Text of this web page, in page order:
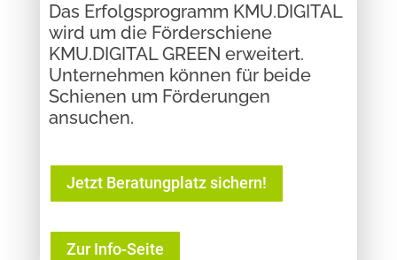
Das Erfolgsprogramm KMU.DIGITAL
wird um die Förderschiene
KMU.DIGITAL GREEN erweitert.
Unternehmen können für beide
Schienen um Förderungen
ansuchen.
Jetzt Beratungplatz sichern!
Zur Info-Seite